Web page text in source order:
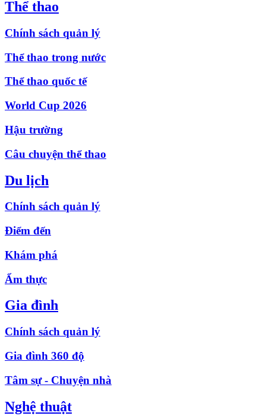
Thể thao
Chính sách quản lý
Thể thao trong nước
Thể thao quốc tế
World Cup 2026
Hậu trường
Câu chuyện thể thao
Du lịch
Chính sách quản lý
Điểm đến
Khám phá
Ẩm thực
Gia đình
Chính sách quản lý
Gia đình 360 độ
Tâm sự - Chuyện nhà
Nghệ thuật